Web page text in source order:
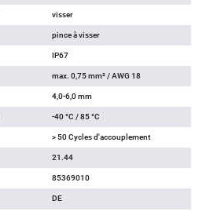
visser
pince à visser
IP67
max. 0,75 mm² / AWG 18
4,0-6,0 mm
-40 °C / 85 °C
> 50 Cycles d'accouplement
21.44
85369010
DE